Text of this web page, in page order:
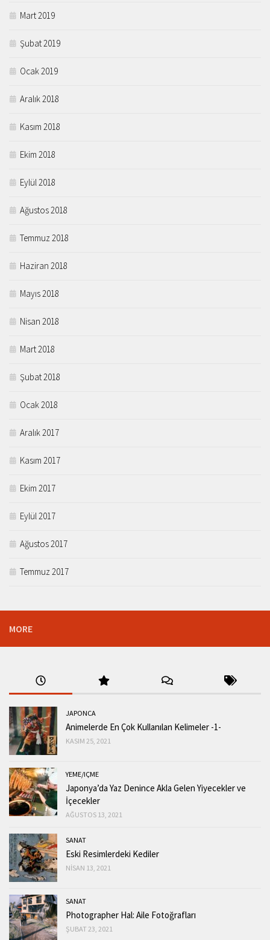
Mart 2019
Şubat 2019
Ocak 2019
Aralık 2018
Kasım 2018
Ekim 2018
Eylül 2018
Ağustos 2018
Temmuz 2018
Haziran 2018
Mayıs 2018
Nisan 2018
Mart 2018
Şubat 2018
Ocak 2018
Aralık 2017
Kasım 2017
Ekim 2017
Eylül 2017
Ağustos 2017
Temmuz 2017
MORE
JAPONCA
Animelerde En Çok Kullanılan Kelimeler -1-
KASIM 25, 2021
YEME/IÇME
Japonya’da Yaz Denince Akla Gelen Yiyecekler ve
İçecekler
AĞUSTOS 13, 2021
SANAT
Eski Resimlerdeki Kediler
NISAN 13, 2021
SANAT
Photographer Hal: Aile Fotoğrafları
ŞUBAT 23, 2021